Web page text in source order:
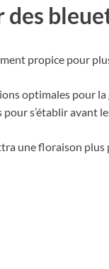
des
propice pour
optimales pour
s’établir avant
une floraison